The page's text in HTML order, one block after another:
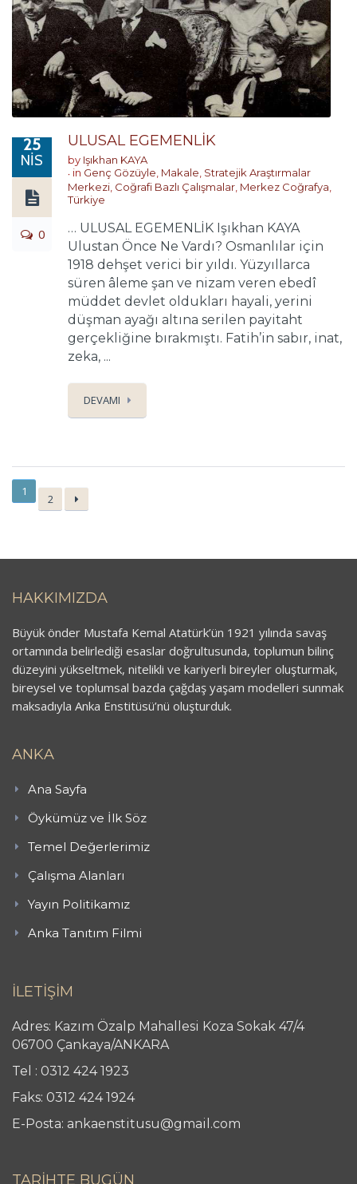
25
NIS
0
ULUSAL EGEMENLİK
by Işıkhan KAYA
in Genç Gözüyle Makale Stratejik Araştırmalar
Merkezi Coğrafi Bazlı Çalışmalar Merkez Coğrafya
Türkiye
… ULUSAL EGEMENLİK Işıkhan KAYA
Ulustan Önce Ne Vardı? Osmanlılar için
1918 dehşet verici bir yıldı. Yüzyıllarca
süren âleme şan ve nizam veren ebedî
müddet devlet oldukları hayali, yerini
düşman ayağı altına serilen payitaht
gerçekliğine bırakmıştı. Fatih’in sabır, inat,
zeka, ...
DEVAMI
1
2
HAKKIMIZDA
Büyük önder Mustafa Kemal Atatürk’ün 1921 yılında savaş
ortamında belirlediği esaslar doğrultusunda, toplumun bilinç
düzeyini yükseltmek, nitelikli ve kariyerli bireyler oluşturmak,
bireysel ve toplumsal bazda çağdaş yaşam modelleri sunmak
maksadıyla Anka Enstitüsü’nü oluşturduk.
ANKA
Ana Sayfa
Öykümüz ve İlk Söz
Temel Değerlerimiz
Çalışma Alanları
Yayın Politikamız
Anka Tanıtım Filmi
İLETİŞİM
Adres: Kazım Özalp Mahallesi Koza Sokak 47/4
06700 Çankaya/ANKARA
Tel : 0312 424 1923
Faks: 0312 424 1924
E-Posta: ankaenstitusu@gmail.com
TARİHTE BUGÜN